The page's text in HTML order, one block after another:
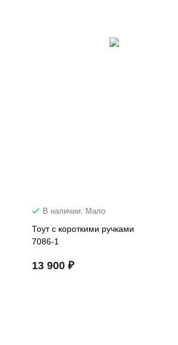
В наличии: Мало
Тоут с короткими ручками
7086-1
13 900 ₽